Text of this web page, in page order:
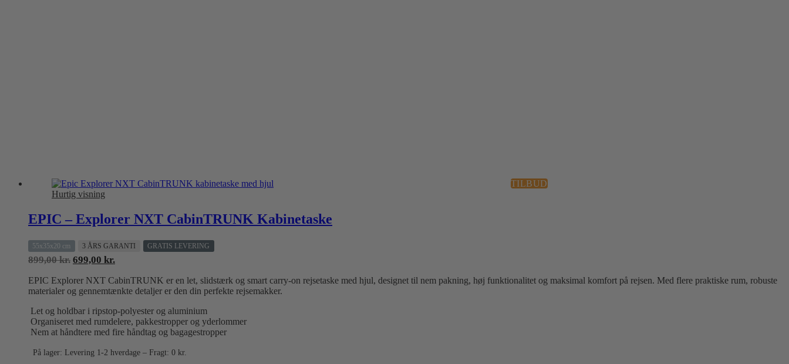
TILBUD
Hurtig visning
EPIC – Explorer NXT CabinTRUNK Kabinetaske
55x35x20 cm 3 ÅRS GARANTI GRATIS LEVERING
899,00kr. Den
pris
var:
899,00 kr..
699,00 kr.Den
pris
er:
699,00 kr..
EPIC Explorer NXT CabinTRUNK er en let, slidstærk og smart carry-on rejsetaske med hjul, designet til nem pakning, høj funktionalitet og maksimal komfort på rejsen. Med flere praktiske rum, robuste
materialer og gennemtænkte detaljer er den din perfekte rejsemakker.
Let og holdbar i ripstop-polyester og aluminium
Organiseret med rumdelere, pakkestropper og yderlommer
Nem at håndtere med fire håndtag og bagagestropper
På lager: Levering 1-2 hverdage – Fragt: 0 kr.